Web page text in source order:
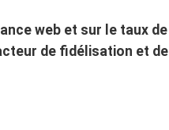
web et sur le taux de
de fidélisation et de